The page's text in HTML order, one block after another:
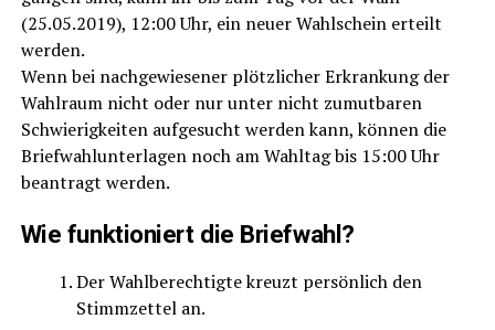
(25.05.2019), 12:00 Uhr, ein neu­er Wahl­schein erteilt
wer­den.
Wenn bei nach­ge­wie­se­ner plötz­li­cher Erkran­kung der
Wahl­raum nicht oder nur unter nicht zumut­ba­ren
Schwie­rig­kei­ten auf­ge­sucht wer­den kann, kön­nen die
Brief­wahl­un­ter­la­gen noch am Wahl­tag bis 15:00 Uhr
bean­tragt werden.
Wie funk­tio­niert die Briefwahl?
Der Wahl­be­rech­tig­te kreuzt per­sön­lich den
Stimm­zet­tel an.